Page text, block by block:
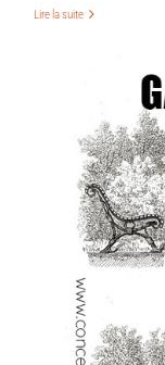
Lire la suite